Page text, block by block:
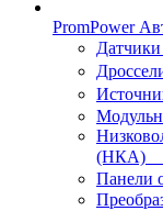
PromPower
Датчики
(НКА)
Панели